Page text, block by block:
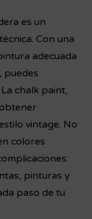
es un
Con una
adecuada
puedes
chalk paint,
vintage. No
colores
pinturas y
paso de tu